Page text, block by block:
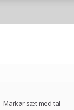
Markør sæt med tal